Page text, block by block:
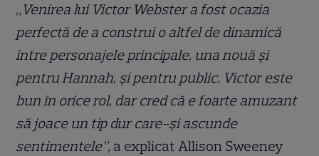
„Venirea lui Victor Webster a fost ocazia
perfectă de a construi o altfel de dinamică
între personajele principale, una nouă și
pentru Hannah, și pentru public. Victor este
bun în orice rol, dar cred că e foarte amuzant
să joace un tip dur care-și ascunde
sentimentele”, a explicat Allison Sweeney